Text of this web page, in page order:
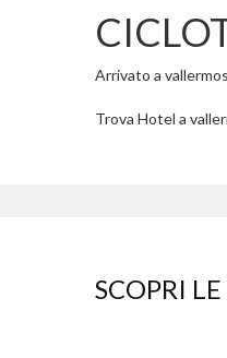
Arrivato a
Trova Hotel a
SCOPRI